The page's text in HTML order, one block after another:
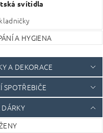
svítidla
A HYGIENA
A DEKORACE
SPOTŘEBIČE